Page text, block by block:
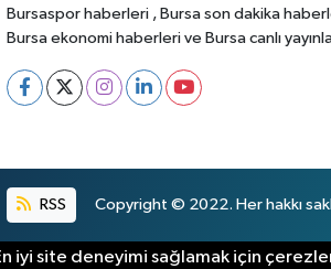
Bursaspor haberleri , Bursa son dakika
Bursa ekonomi haberleri ve Bursa canlı
RSS Copyright © 2022. Her hakkı
iyi site deneyimi sağlamak için